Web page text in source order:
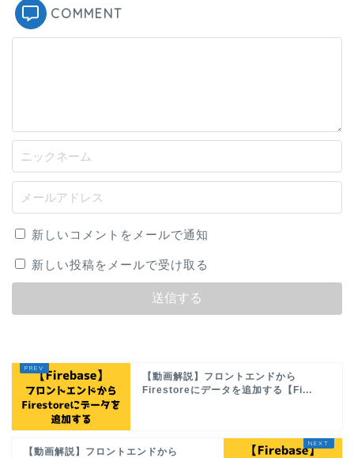
COMMENT
新しいコメントをメールで通知
新しい投稿をメールで受け取る
【動画解説】フロントエンドから
Firestoreにデータを追加する【Fi...
【動画解説】フロントエンドから